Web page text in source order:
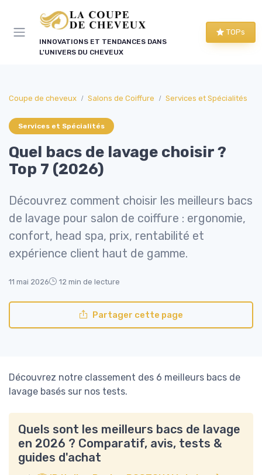
INNOVATIONS ET TENDANCES DANS
L'UNIVERS DU CHEVEUX
TOPs
Coupe de cheveux Salons de Coiffure Services et Spécialités
Services et Spécialités
Quel bacs de lavage choisir ?
Top 7 (2026)
Découvrez comment choisir les meilleurs bacs
de lavage pour salon de coiffure : ergonomie,
confort, head spa, prix, rentabilité et
expérience client haut de gamme.
11 mai 2026 12 min de lecture
Partager cette page
Découvrez notre classement des 6 meilleurs bacs de
lavage basés sur nos tests.
Quels sont les meilleurs bacs de lavage
en 2026 ? Comparatif, avis, tests &
guides d'achat